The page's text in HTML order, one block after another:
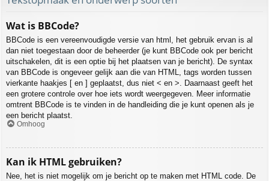
Wat is BBCode?
BBCode is een vereenvoudigde versie van html, het gebruik ervan is al
dan niet toegestaan door de beheerder (je kunt BBCode ook per bericht
uitschakelen, dit is een optie bij het plaatsen van je bericht). De syntax
van BBCode is ongeveer gelijk aan die van HTML, tags worden tussen
vierkante haakjes [ en ] geplaatst, dus niet < en >. Daarnaast geeft het
een grotere controle over hoe iets wordt weergegeven. Meer informatie
omtrent BBCode is te vinden in de handleiding die je kunt openen als je
een bericht plaatst.
Omhoog
Kan ik HTML gebruiken?
Nee, het is niet mogelijk om je bericht op te maken met HTML code. De